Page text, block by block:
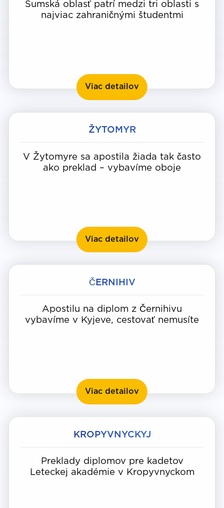
Sumská oblasť patrí medzi tri oblasti s
najviac zahraničnými študentmi
Viac detailov Sumy
ŽYTOMYR
V Žytomyre sa apostila žiada tak často
ako preklad – vybavíme oboje
Viac detailov Žytomyr
ČERNIHIV
Apostilu na diplom z Černihivu
vybavíme v Kyjeve, cestovať nemusíte
Viac detailov Černihiv
KROPYVNYCKYJ
Preklady diplomov pre kadetov
Leteckej akadémie v Kropyvnyckom